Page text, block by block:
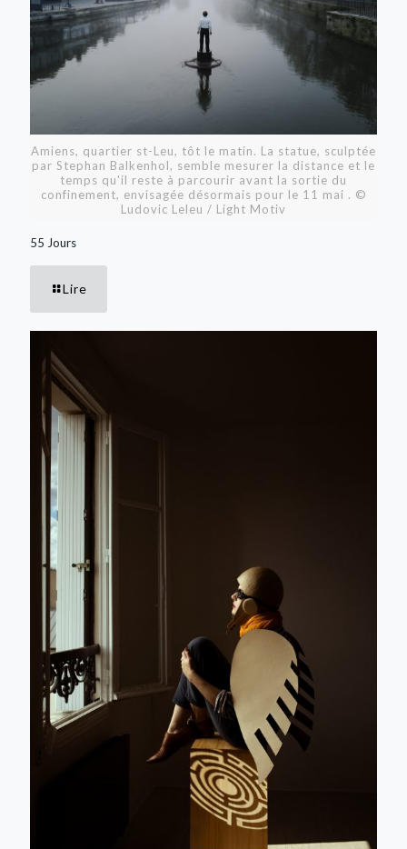
Amiens, quartier st-Leu, tôt le matin. La statue, sculptée
par Stephan Balkenhol, semble mesurer la distance et le
temps qu'il reste à parcourir avant la sortie du
confinement, envisagée désormais pour le 11 mai . ©
Ludovic Leleu / Light Motiv
55 Jours
Lire